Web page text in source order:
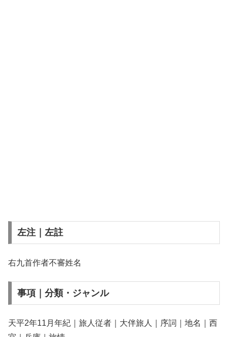
左注｜左註
右九首作者不審姓名
事項｜分類・ジャンル
天平2年11月年紀｜旅人従者｜大伴旅人｜序詞｜地名｜西